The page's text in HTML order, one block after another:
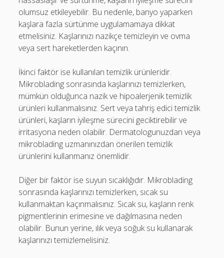
olumsuz etkileyebilir. Bu nedenle, banyo yaparken
kaşlara fazla sürtünme uygulamamaya dikkat
etmelisiniz. Kaşlarınızı nazikçe temizleyin ve ovma
veya sert hareketlerden kaçının.
İkinci faktör ise kullanılan temizlik ürünleridir.
Mikroblading sonrasında kaşlarınızı temizlerken,
mümkün olduğunca nazik ve hipoalerjenik temizlik
ürünleri kullanmalısınız. Sert veya tahriş edici temizlik
ürünleri, kaşların iyileşme sürecini geciktirebilir ve
irritasyona neden olabilir. Dermatologunuzdan veya
mikroblading uzmanınızdan önerilen temizlik
ürünlerini kullanmanız önemlidir.
Diğer bir faktör ise suyun sıcaklığıdır. Mikroblading
sonrasında kaşlarınızı temizlerken, sıcak su
kullanmaktan kaçınmalısınız. Sıcak su, kaşların renk
pigmentlerinin erimesine ve dağılmasına neden
olabilir. Bunun yerine, ılık veya soğuk su kullanarak
kaşlarınızı temizlemelisiniz.